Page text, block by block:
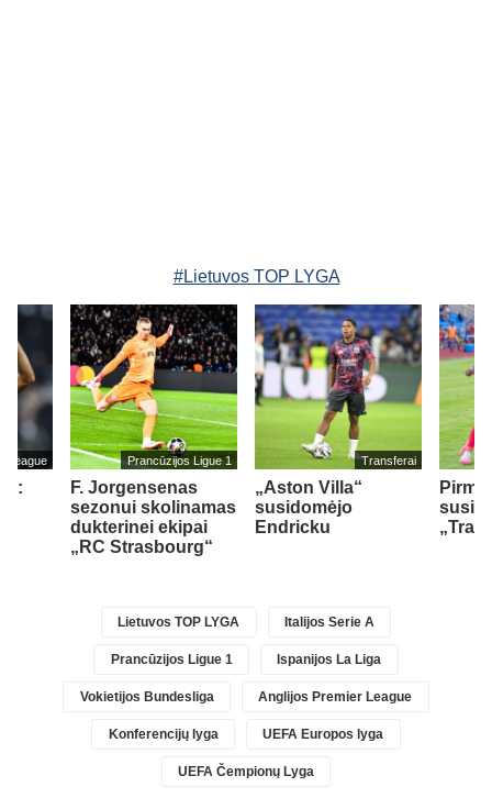
#Lietuvos TOP LYGA
League Prancūzijos Ligue 1
F. Jorgensenas
sezonui skolinamas
dukterinei ekipai
„RC Strasbourg“
Transferai
„Aston Villa“
susidomėjo
Endricku
Lietuvos TOP LYGA Italijos Serie A
Prancūzijos Ligue 1 Ispanijos La Liga
Vokietijos Bundesliga Anglijos Premier League
Konferencijų lyga UEFA Europos lyga
UEFA Čempionų Lyga